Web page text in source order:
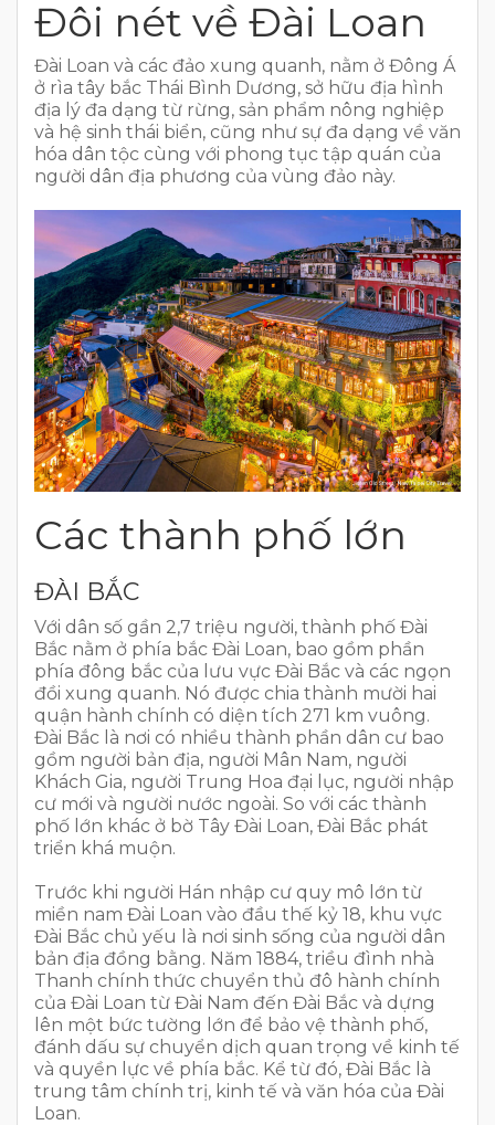
Đôi nét về Đài Loan
Đài Loan và các đảo xung quanh, nằm ở Đông Á
ở rìa tây bắc Thái Bình Dương, sở hữu địa hình
địa lý đa dạng từ rừng, sản phẩm nông nghiệp
và hệ sinh thái biển, cũng như sự đa dạng về văn
hóa dân tộc cùng với phong tục tập quán của
người dân địa phương của vùng đảo này.
Các thành phố lớn
ĐÀI BẮC
Với dân số gần 2,7 triệu người, thành phố Đài
Bắc nằm ở phía bắc Đài Loan, bao gồm phần
phía đông bắc của lưu vực Đài Bắc và các ngọn
đồi xung quanh. Nó được chia thành mười hai
quận hành chính có diện tích 271 km vuông.
Đài Bắc là nơi có nhiều thành phần dân cư bao
gồm người bản địa, người Mân Nam, người
Khách Gia, người Trung Hoa đại lục, người nhập
cư mới và người nước ngoài. So với các thành
phố lớn khác ở bờ Tây Đài Loan, Đài Bắc phát
triển khá muộn.
Trước khi người Hán nhập cư quy mô lớn từ
miền nam Đài Loan vào đầu thế kỷ 18, khu vực
Đài Bắc chủ yếu là nơi sinh sống của người dân
bản địa đồng bằng. Năm 1884, triều đình nhà
Thanh chính thức chuyển thủ đô hành chính
của Đài Loan từ Đài Nam đến Đài Bắc và dựng
lên một bức tường lớn để bảo vệ thành phố,
đánh dấu sự chuyển dịch quan trọng về kinh tế
và quyền lực về phía bắc. Kể từ đó, Đài Bắc là
trung tâm chính trị, kinh tế và văn hóa của Đài
Loan.